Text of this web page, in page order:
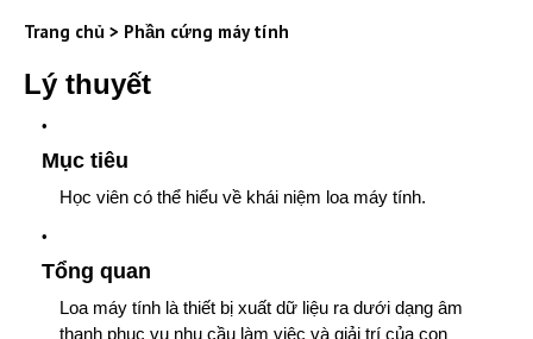
Trang chủ > Phần cứng máy tính
Lý thuyết
Mục tiêu
Học viên có thể hiểu về khái niệm loa máy tính.
Tổng quan
Loa máy tính là thiết bị xuất dữ liệu ra dưới dạng âm
thanh phục vụ nhu cầu làm việc và giải trí của con